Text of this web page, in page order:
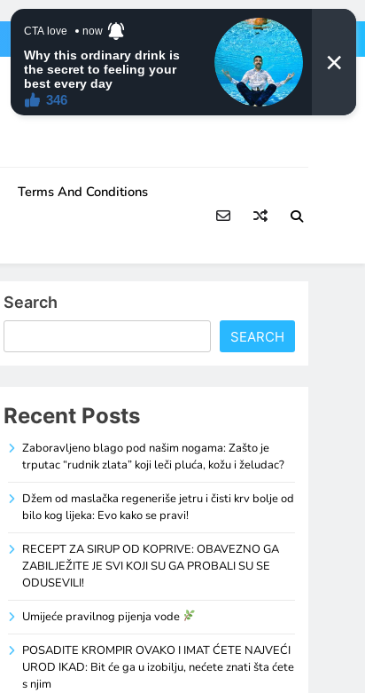
Terms And Conditions
Search
SEARCH
Recent Posts
Zaboravljeno blago pod našim nogama: Zašto je
trputac “rudnik zlata” koji leči pluća, kožu i želudac?
Džem od maslačka regeneriše jetru i čisti krv bolje od
bilo kog lijeka: Evo kako se pravi!
RECEPT ZA SIRUP OD KOPRIVE: OBAVEZNO GA
ZABILJEŽITE JE SVI KOJI SU GA PROBALI SU SE
ODUSEVILI!
Umijeće pravilnog pijenja vode
POSADITE KROMPIR OVAKO I IMAT ĆETE NAJVEĆI
UROD IKAD: Bit će ga u izobilju, nećete znati šta ćete
s njim